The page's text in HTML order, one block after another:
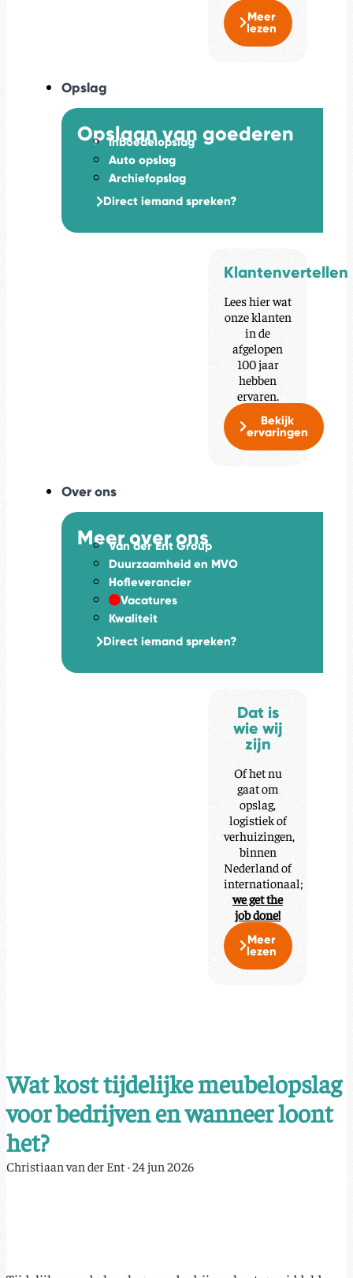
Meer
lezen
Opslag
Opslaan van goederen
Inboedelopslag
Auto opslag
Archiefopslag
Direct iemand spreken?
Klantenvertellen
Lees hier wat
onze klanten
in de
afgelopen
100 jaar
hebben
ervaren.
Bekijk
ervaringen
Over ons
Meer over ons
Van der Ent Group
Duurzaamheid en MVO
Hofleverancier
Vacatures
Kwaliteit
Direct iemand spreken?
Dat is
wie wij
zijn
Of het nu
gaat om
opslag,
logistiek of
verhuizingen,
binnen
Nederland of
internationaal;
we get the
job done!
Meer
lezen
Wat kost tijdelijke meubelopslag
voor bedrijven en wanneer loont
het?
Christiaan van der Ent·24 jun 2026